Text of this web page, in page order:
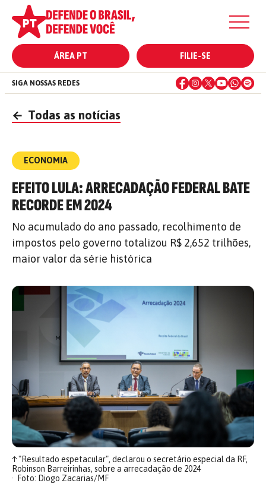
ÁREA PT FILIE-SE
SIGA NOSSAS REDES
← Todas as notícias
ECONOMIA
EFEITO LULA: ARRECADAÇÃO FEDERAL BATE
RECORDE EM 2024
No acumulado do ano passado, recolhimento de
impostos pelo governo totalizou R$ 2,652 trilhões,
maior valor da série histórica
↑"Resultado espetacular", declarou o secretário especial da RF,
Robinson Barreirinhas, sobre a arrecadação de 2024
Foto: Diogo Zacarias/MF